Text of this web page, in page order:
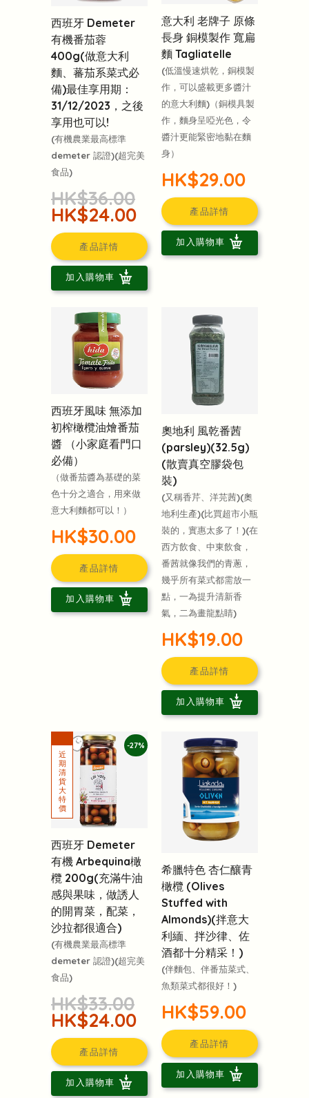
西班牙 Demeter
有機番茄蓉
400g(做意大利
麵、蕃茄系菜式必
備)最佳享用期：
31/12/2023，之後
享用也可以!
(有機農業最高標準
demeter 認證)(超完美
食品)
HK$36.00
HK$24.00
產品詳情
加入購物車
意大利 老牌子 原條
長身 銅模製作 寬扁
麵 Tagliatelle
(低溫慢速烘乾，銅模製
作，可以盛載更多醬汁
的意大利麵)（銅模具製
作，麵身呈啞光色，令
醬汁更能緊密地黏在麵
身）
HK$29.00
產品詳情
加入購物車
西班牙風味 無添加
初榨橄欖油燴番茄
醬 （小家庭看門口
必備）
（做番茄醬為基礎的菜
色十分之適合，用來做
意大利麵都可以！）
HK$30.00
產品詳情
加入購物車
奧地利 風乾番茜
(parsley)(32.5g)
(散賣真空膠袋包
裝)
(又稱香芹、洋芫茜)(奧
地利生產)(比買超市小瓶
裝的，實惠太多了！)(在
西方飲食、中東飲食，
番茜就像我們的青蔥，
幾乎所有菜式都需放一
點，一為提升清新香
氣，二為畫龍點睛)
HK$19.00
產品詳情
加入購物車
-27%
西班牙 Demeter
有機 Arbequina橄
欖 200g(充滿牛油
感與果味，做誘人
的開胃菜，配菜，
沙拉都很適合)
(有機農業最高標準
demeter 認證)(超完美
食品)
HK$33.00
HK$24.00
產品詳情
加入購物車
希臘特色 杏仁釀青
橄欖 (Olives
Stuffed with
Almonds)(拌意大
利緬、拌沙律、佐
酒都十分精采！)
(伴麵包、伴番茄菜式、
魚類菜式都很好！)
HK$59.00
產品詳情
加入購物車